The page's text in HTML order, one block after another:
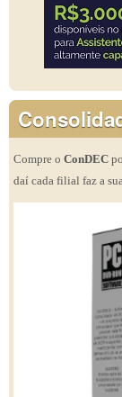
Compre o ConDEC
daí cada filial faz a